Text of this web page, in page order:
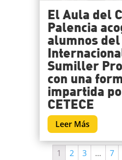
El Aula del
Palencia
alumnos
Sumiller
con una
impartida
CETECE
Leer Más
1 2 3 … 7